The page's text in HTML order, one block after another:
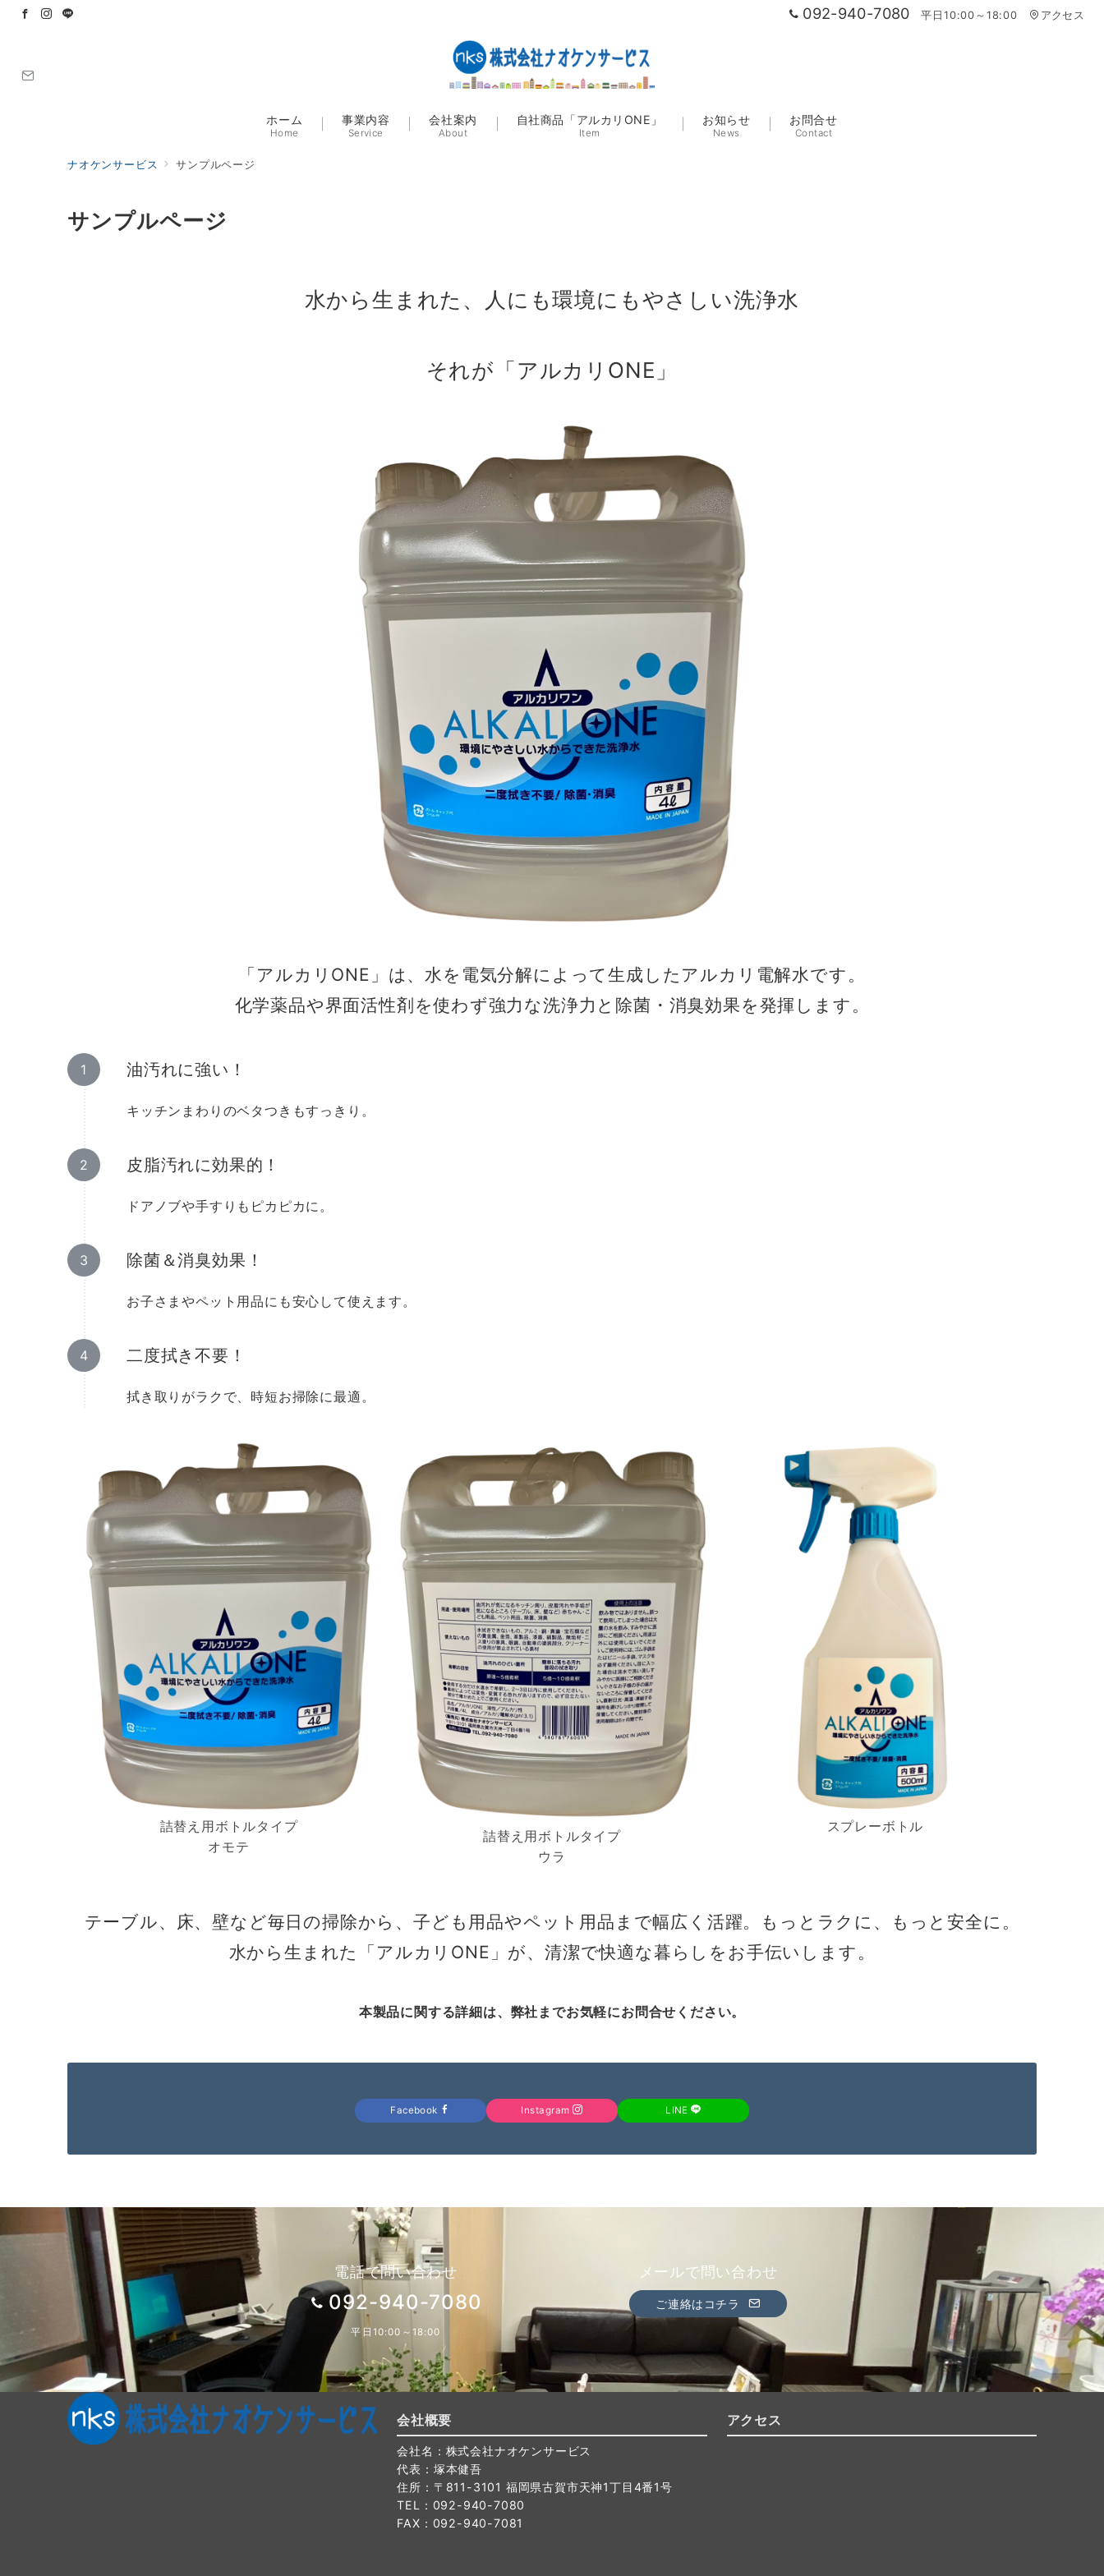
092-940-7080 平日10:00～18:00 アクセス
ホーム
Home
事業内容
Service
会社案内
About
自社商品「アルカリONE」
Item
お知らせ
News
お問合せ
Contact
ナオケンサービス サンプルページ
サンプルページ
水から生まれた、人にも環境にもやさしい洗浄水
それが「アルカリONE」
「アルカリONE」は、水を電気分解によって生成したアルカリ電解水です。
化学薬品や界面活性剤を使わず強力な洗浄力と除菌・消臭効果を発揮します。
油汚れに強い！
キッチンまわりのベタつきもすっきり。
皮脂汚れに効果的！
ドアノブや手すりもピカピカに。
除菌＆消臭効果！
お子さまやペット用品にも安心して使えます。
二度拭き不要！
拭き取りがラクで、時短お掃除に最適。
詰替え用ボトルタイプ
オモテ
詰替え用ボトルタイプ
ウラ
スプレーボトル
テーブル、床、壁など毎日の掃除から、子ども用品やペット用品まで幅広く活躍。もっとラクに、もっと安全に。
水から生まれた「アルカリONE」が、清潔で快適な暮らしをお手伝いします。
本製品に関する詳細は、弊社までお気軽にお問合せください。
Facebook Instagram LINE
電話で問い合わせ
092-940-7080
平日10:00～18:00
メールで問い合わせ
ご連絡はコチラ
会社概要
会社名：株式会社ナオケンサービス
代表：塚本健吾
住所：〒811-3101 福岡県古賀市天神1丁目4番1号
TEL：092-940-7080
FAX：092-940-7081
アクセス